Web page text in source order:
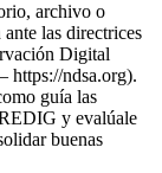
archivo o
las directrices
Digital
https://ndsa.org).
guía las
y evalúale
buenas